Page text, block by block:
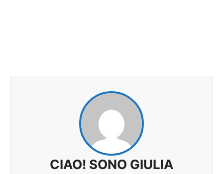
CIAO! SONO GIULIA